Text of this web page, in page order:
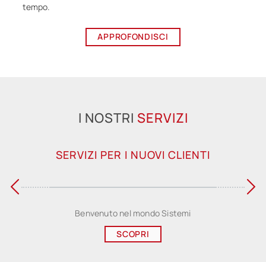
tempo.
APPROFONDISCI
I NOSTRI SERVIZI
SERVIZI PER I NUOVI CLIENTI
Benvenuto nel mondo Sistemi
SCOPRI